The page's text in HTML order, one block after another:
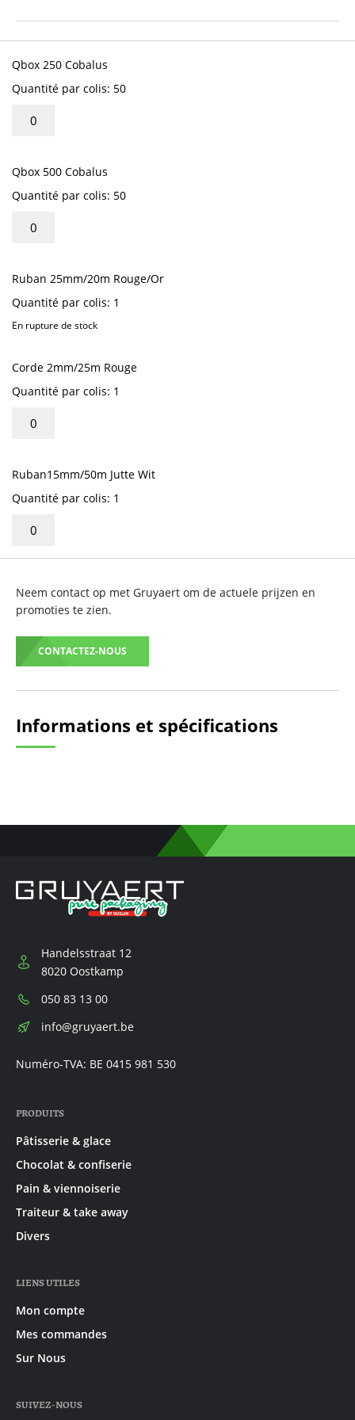
du
groupé
Qbox 250 Cobalus
Quantité par colis: 50
Qbox 500 Cobalus
Quantité par colis: 50
Ruban 25mm/20m Rouge/Or
Quantité par colis: 1
En rupture de stock
Corde 2mm/25m Rouge
Quantité par colis: 1
Ruban15mm/50m Jutte Wit
Quantité par colis: 1
Neem contact op met Gruyaert om de actuele prijzen en
promoties te zien.
CONTACTEZ-NOUS
la
Galerie
d’images
Informations et spécifications
Handelsstraat 12
8020 Oostkamp
Téléphone:
050 83 13 00
E-
info@gruyaert.be
Numéro-TVA: BE 0415 981 530
PRODUITS
Pâtisserie & glace
Chocolat & confiserie
Pain & viennoiserie
Traiteur & take away
Divers
LIENS UTILES
Mon compte
Mes commandes
Sur Nous
SUIVEZ-NOUS